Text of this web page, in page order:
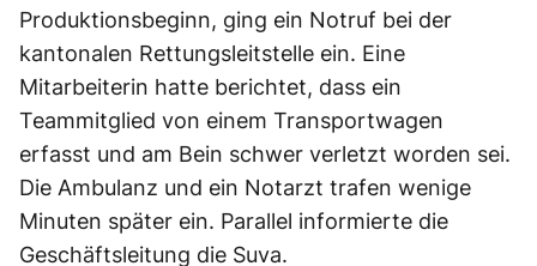
Produktionsbeginn, ging ein Notruf bei der
kantonalen Rettungsleitstelle ein. Eine
Mitarbeiterin hatte berichtet, dass ein
Teammitglied von einem Transportwagen
erfasst und am Bein schwer verletzt worden sei.
Die Ambulanz und ein Notarzt trafen wenige
Minuten später ein. Parallel informierte die
Geschäftsleitung die Suva.